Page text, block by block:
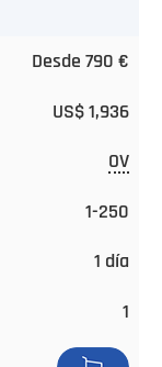
Desde 790 €
US$ 1,936
OV
1-250
1 día
1